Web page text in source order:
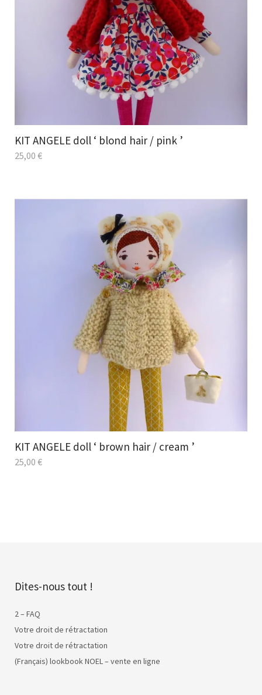
KIT ANGELE doll ‘ blond hair / pink ’
25,00 €
KIT ANGELE doll ‘ brown hair / cream ’
25,00 €
Dites-nous tout !
2 – FAQ
Votre droit de rétractation
Votre droit de rétractation
(Français) lookbook NOEL – vente en ligne